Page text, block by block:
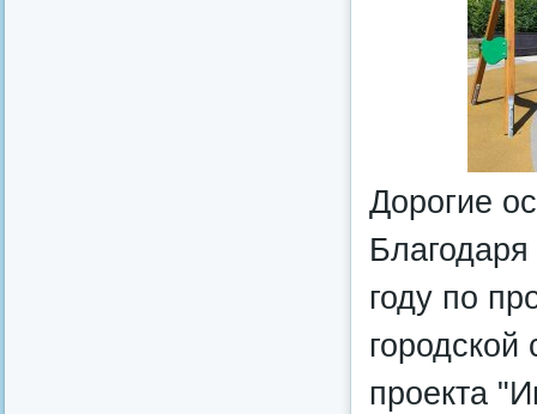
Дорогие
году по
проекта